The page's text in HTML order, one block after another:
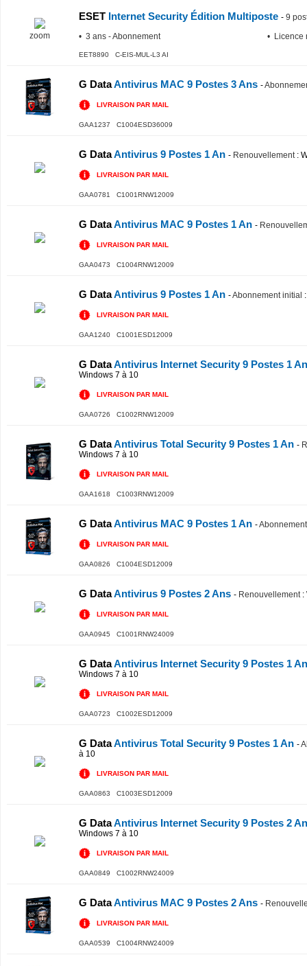
zoom
ESET Internet Security Édition Multiposte - 9
• 3 ans - Abonnement
• Licence
EET8890 C-EIS-MUL-L3 AI
G DataAntivirus MAC 9 Postes 3 Ans -
LIVRAISON PAR MAIL
GAA1237 C1004ESD36009
G DataAntivirus 9 Postes 1 An - Renouvellement:
LIVRAISON PAR MAIL
GAA0781 C1001RNW12009
G DataAntivirus MAC 9 Postes 1 An -
LIVRAISON PAR MAIL
GAA0473 C1004RNW12009
G DataAntivirus 9 Postes 1 An -Abonnement initial
LIVRAISON PAR MAIL
GAA1240 C1001ESD12009
G DataAntivirus Internet Security 9 Postes 1
Windows 7 à 10
LIVRAISON PAR MAIL
GAA0726 C1002RNW12009
G DataAntivirus Total Security 9 Postes 1 An -
Windows 7 à 10
LIVRAISON PAR MAIL
GAA1618 C1003RNW12009
G DataAntivirus MAC 9 Postes 1 An -
LIVRAISON PAR MAIL
GAA0826 C1004ESD12009
G DataAntivirus 9 Postes 2 Ans - Renouvellement:
LIVRAISON PAR MAIL
GAA0945 C1001RNW24009
G DataAntivirus Internet Security 9 Postes 1
Windows 7 à 10
LIVRAISON PAR MAIL
GAA0723 C1002ESD12009
G DataAntivirus Total Security 9 Postes 1 An -
à 10
LIVRAISON PAR MAIL
GAA0863 C1003ESD12009
G DataAntivirus Internet Security 9 Postes 2
Windows 7 à 10
LIVRAISON PAR MAIL
GAA0849 C1002RNW24009
G DataAntivirus MAC 9 Postes 2 Ans -
LIVRAISON PAR MAIL
GAA0539 C1004RNW24009